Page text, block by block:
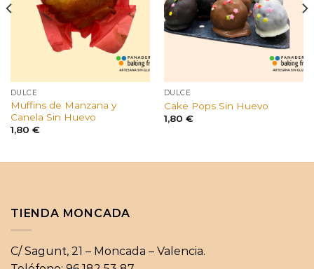
DULCE
Muffins de Manzana y
Canela Sin Huevo
1,80 €
DULCE
Cake Pops Sin Huevo
1,80 €
TIENDA MONCADA
C/ Sagunt, 21 – Moncada – Valencia.